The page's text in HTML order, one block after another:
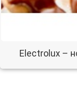
Electrolux –